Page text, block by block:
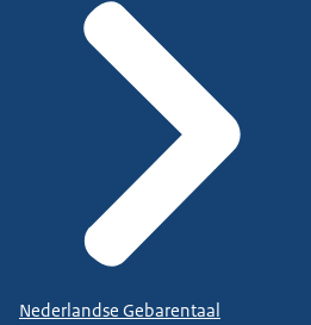
Nederlandse Gebarentaal